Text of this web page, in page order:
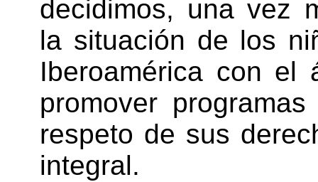
decidimos, una vez
la situación de los
Iberoamérica con el
promover
respeto de sus
integral.